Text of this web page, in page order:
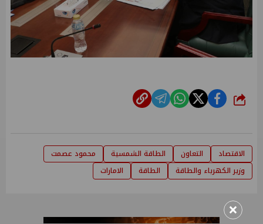
شارك
الاقتصاد التعاون الطاقة الشمسية
محمود عصمت
وزير الكهرباء والطاقة
الطاقة الامارات
×